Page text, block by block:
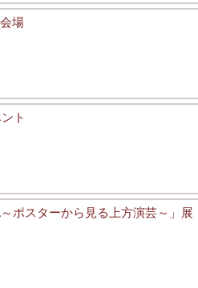
場
ト
ポスターから見る上方演芸～」展